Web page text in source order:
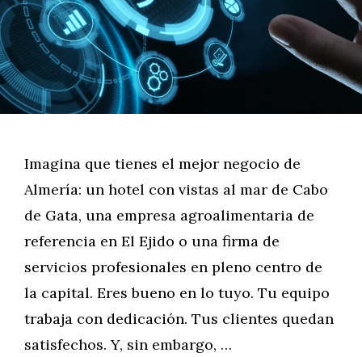
Imagina que tienes el mejor negocio de
Almería: un hotel con vistas al mar de Cabo
de Gata, una empresa agroalimentaria de
referencia en El Ejido o una firma de
servicios profesionales en pleno centro de
la capital. Eres bueno en lo tuyo. Tu equipo
trabaja con dedicación. Tus clientes quedan
satisfechos. Y, sin embargo, …